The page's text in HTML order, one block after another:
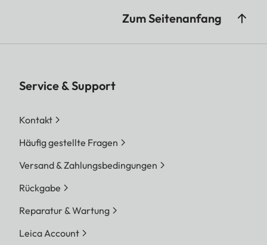
Zum Seitenanfang
Service & Support
Kontakt
Häufig gestellte Fragen
Versand & Zahlungsbedingungen
Rückgabe
Reparatur & Wartung
Leica Account